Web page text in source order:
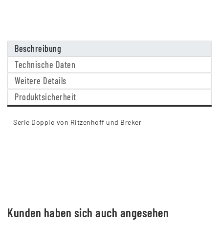
Beschreibung
Technische Daten
Weitere Details
Produktsicherheit
Serie Doppio von Ritzenhoff und Breker
Kunden haben sich auch angesehen